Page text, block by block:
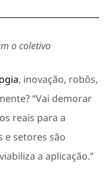
o coletivo
, inovação, robôs,
“Vai demorar
reais para a
e setores são
a aplicação.”